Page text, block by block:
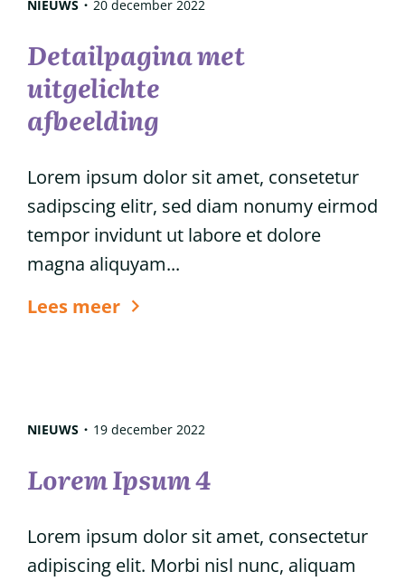
NIEUWS 20 december 2022
Detailpagina met
uitgelichte
afbeelding
Lorem ipsum dolor sit amet, consetetur
sadipscing elitr, sed diam nonumy eirmod
tempor invidunt ut labore et dolore
magna aliquyam...
Lees meer 6
haar
NIEUWS 19 december 2022
Lorem Ipsum 4
Lorem ipsum dolor sit amet, consectetur
adipiscing elit. Morbi nisl nunc, aliquam